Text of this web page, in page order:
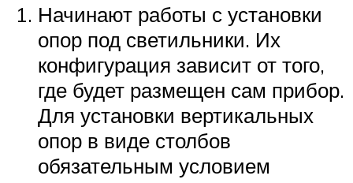
Начинают работы с установки
опор под светильники. Их
конфигурация зависит от того,
где будет размещен сам прибор.
Для установки вертикальных
опор в виде столбов
обязательным условием